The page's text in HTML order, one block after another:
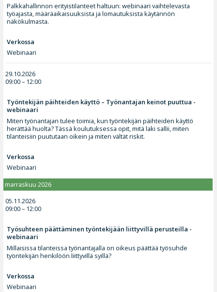
Palkkahallinnon erityistilanteet haltuun: webinaari vaihtelevasta
työajasta, määräaikaisuuksista ja lomautuksista käytännön
näkökulmasta.
Verkossa
Webinaari
29.10.2026
09:00 – 12:00
Työntekijän päihteiden käyttö – Työnantajan keinot puuttua -
webinaari
Miten työnantajan tulee toimia, kun työntekijän päihteiden käyttö
herättää huolta? Tässä koulutuksessa opit, mitä laki sallii, miten
tilanteisiin puututaan oikein ja miten vältät riskit.
Verkossa
Webinaari
marraskuu 2026
05.11.2026
09:00 – 12:00
Työsuhteen päättäminen työntekijään liittyvillä perusteilla -
webinaari
Millaisissa tilanteissa työnantajalla on oikeus päättää työsuhde
työntekijän henkilöön liittyvillä syillä?
Verkossa
Webinaari